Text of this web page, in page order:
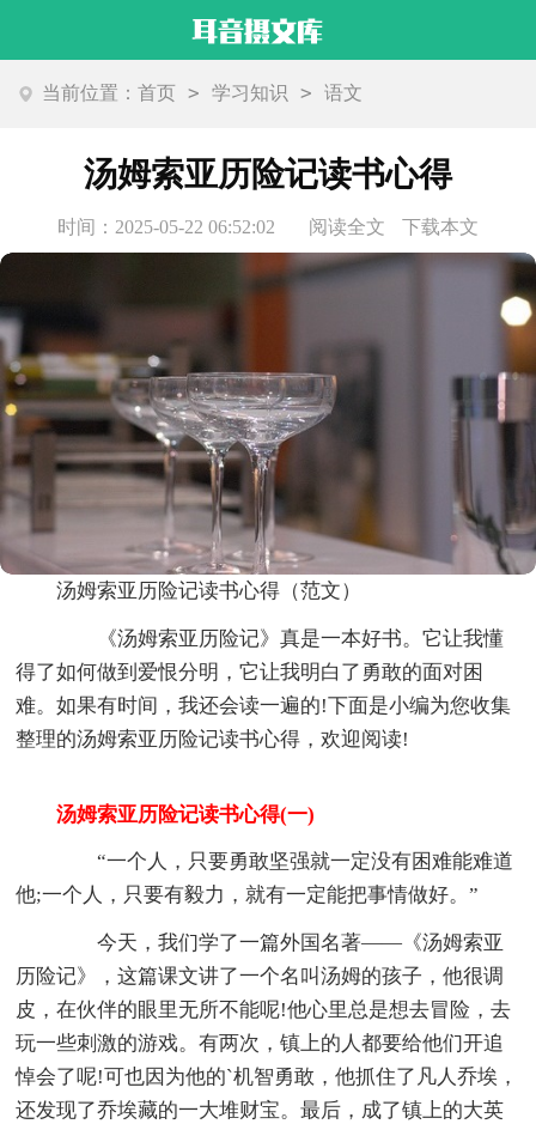
当前位置：首页 > 学习知识 > 语文
汤姆索亚历险记读书心得
时间：2025-05-22 06:52:02 阅读全文 下载本文
汤姆索亚历险记读书心得（范文）
《汤姆索亚历险记》真是一本好书。它让我懂
得了如何做到爱恨分明，它让我明白了勇敢的面对困
难。如果有时间，我还会读一遍的!下面是小编为您收集
整理的汤姆索亚历险记读书心得，欢迎阅读!
汤姆索亚历险记读书心得(一)
“一个人，只要勇敢坚强就一定没有困难能难道
他;一个人，只要有毅力，就有一定能把事情做好。”
今天，我们学了一篇外国名著——《汤姆索亚
历险记》，这篇课文讲了一个名叫汤姆的孩子，他很调
皮，在伙伴的眼里无所不能呢!他心里总是想去冒险，去
玩一些刺激的游戏。有两次，镇上的人都要给他们开追
悼会了呢!可也因为他的`机智勇敢，他抓住了凡人乔埃，
还发现了乔埃藏的一大堆财宝。最后，成了镇上的大英